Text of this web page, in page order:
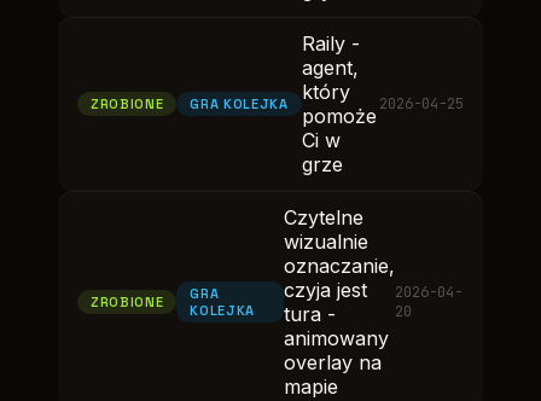
ZROBIONE GRA KOLEJKA
Raily -
agent,
który
pomoże
Ci w
grze
2026-04-25
ZROBIONE
GRA
KOLEJKA
Czytelne
wizualnie
oznaczanie,
czyja jest
tura -
animowany
overlay na
mapie
2026-04-
20